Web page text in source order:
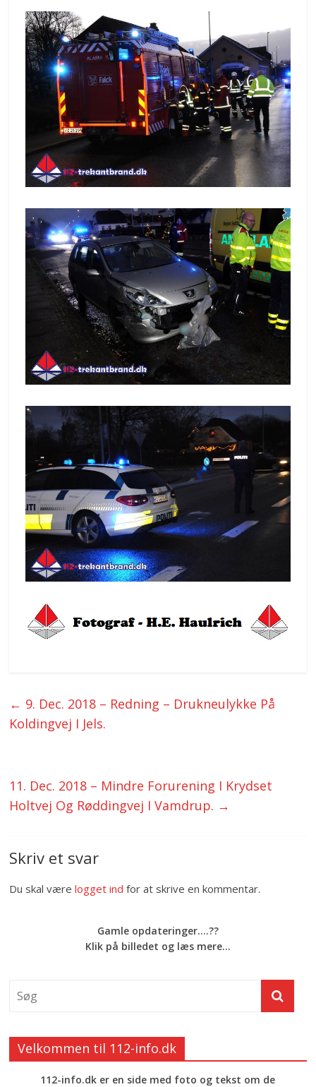
← 9. Dec. 2018 – Redning – Drukneulykke På
Koldingvej I Jels.
11. Dec. 2018 – Mindre Forurening I Krydset
Holtvej Og Røddingvej I Vamdrup. →
Skriv et svar
Du skal værelogget ind for at skrive en kommentar.
Gamle opdateringer....??
Klik på billedet og læs mere...
Velkommen til 112-info.dk
112-info.dk er en side med foto og tekst om de